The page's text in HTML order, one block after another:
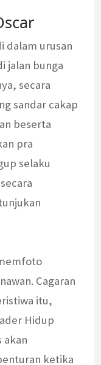
dalam urusan
jalan bunga
secara
sandar cakap
beserta
pra
selaku
Cagaran
itu,
Hidup
akan
ketika